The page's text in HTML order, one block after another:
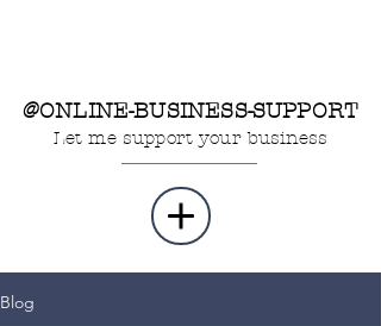
@ONLINE-BUSINESS-SUPPORT
Let me support your business
Blog